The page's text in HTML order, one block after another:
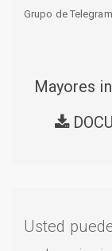
Grupo de
Mayores
Usted